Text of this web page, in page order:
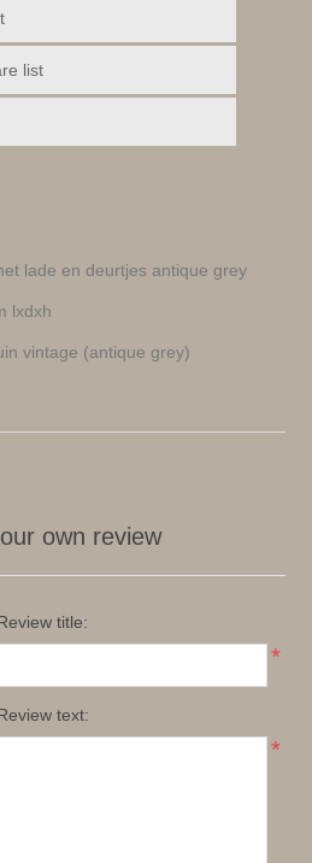
list
lade en deurtjes antique grey
lxdxh
vintage (antique grey)
own review
title:
*
text:
*